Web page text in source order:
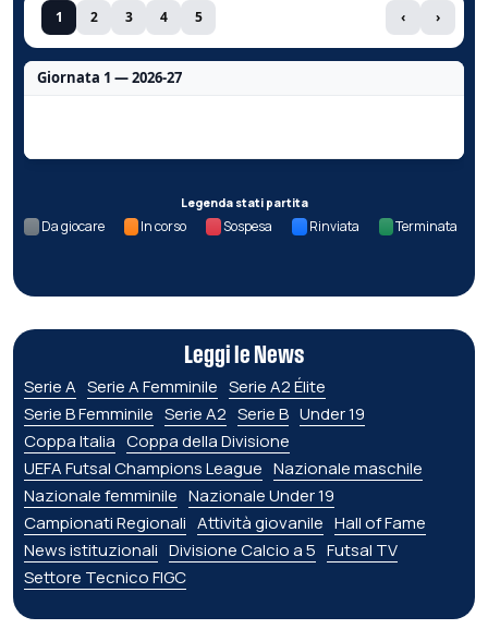
1 2 3 4 5 ‹ ›
Giornata 1 — 2026-27
Legenda stati partita
Da giocare In corso Sospesa Rinviata Terminata
Leggi le News
Serie A Serie A Femminile Serie A2 Élite
Serie B Femminile Serie A2 Serie B Under 19
Coppa Italia Coppa della Divisione
UEFA Futsal Champions League Nazionale maschile
Nazionale femminile Nazionale Under 19
Campionati Regionali Attività giovanile Hall of Fame
News istituzionali Divisione Calcio a 5 Futsal TV
Settore Tecnico FIGC